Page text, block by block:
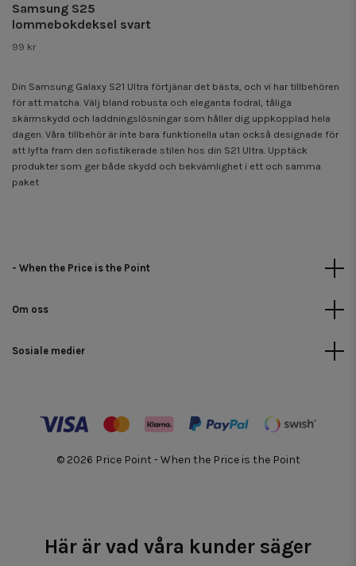
Samsung S25
lommebokdeksel svart
99 kr
Din Samsung Galaxy S21 Ultra förtjänar det bästa, och vi har tillbehören
för att matcha. Välj bland robusta och eleganta fodral, tåliga
skärmskydd och laddningslösningar som håller dig uppkopplad hela
dagen. Våra tillbehör är inte bara funktionella utan också designade för
att lyfta fram den sofistikerade stilen hos din S21 Ultra. Upptäck
produkter som ger både skydd och bekvämlighet i ett och samma
paket
- When the Price is the Point
Om oss
Sosiale medier
© 2026 Price Point - When the Price is the Point
Här är vad våra kunder säger